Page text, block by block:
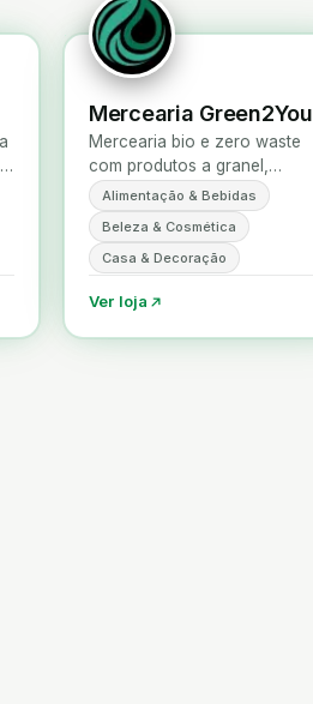
Mercearia Green2You
Mercearia bio e zero waste
com produtos a granel,
cosmética natural e
detergentes ecológicos —
online e em Coimbra.
Alimentação & Bebidas
Beleza & Cosmética
Casa & Decoração
Ver loja